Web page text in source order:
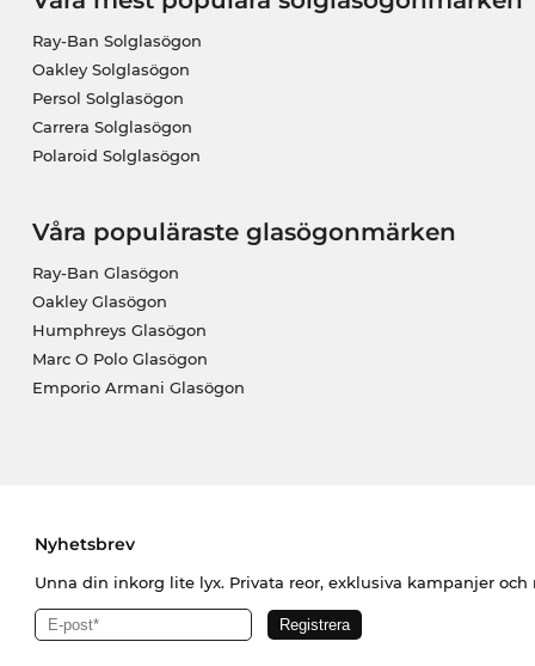
Ray-Ban Solglasögon
Oakley Solglasögon
Persol Solglasögon
Carrera Solglasögon
Polaroid Solglasögon
Våra populäraste glasögonmärken
Ray-Ban Glasögon
Oakley Glasögon
Humphreys Glasögon
Marc O Polo Glasögon
Emporio Armani Glasögon
Nyhetsbrev
Unna din inkorg lite lyx. Privata reor, exklusiva kampanjer